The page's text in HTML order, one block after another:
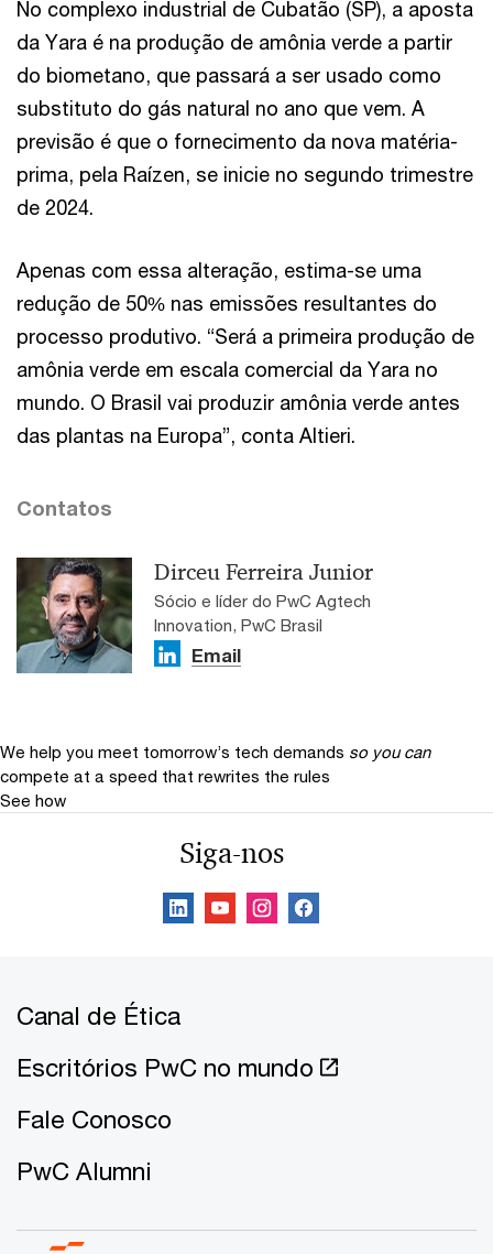
No complexo industrial de Cubatão (SP), a aposta
da Yara é na produção de amônia verde a partir
do biometano, que passará a ser usado como
substituto do gás natural no ano que vem. A
previsão é que o fornecimento da nova matéria-
prima, pela Raízen, se inicie no segundo trimestre
de 2024.
Apenas com essa alteração, estima-se uma
redução de 50% nas emissões resultantes do
processo produtivo. “Será a primeira produção de
amônia verde em escala comercial da Yara no
mundo. O Brasil vai produzir amônia verde antes
das plantas na Europa”, conta Altieri.
Contatos
Dirceu Ferreira Junior
Sócio e líder do PwC Agtech
Innovation, PwC Brasil
Email
We help you meet tomorrow’s tech demands so you can
compete at a speed that rewrites the rules
See how
Siga-nos
Canal de Ética
Escritórios PwC no mundo
Fale Conosco
PwC Alumni